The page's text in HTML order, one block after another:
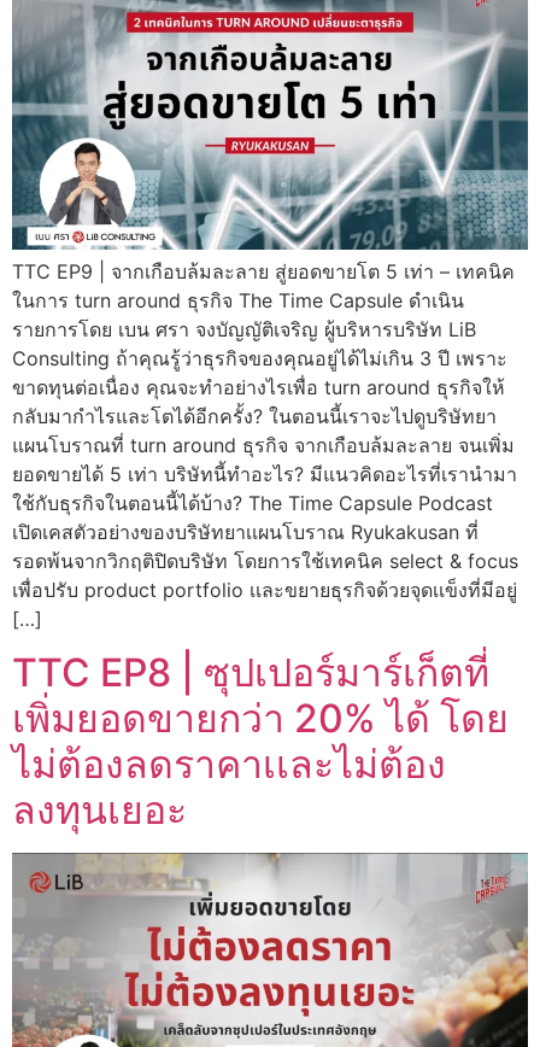
TTC EP9 | จากเกือบล้มละลาย สู่ยอดขายโต 5 เท่า – เทคนิค
ในการ turn around ธุรกิจ The Time Capsule ดำเนิน
รายการโดย เบน ศรา จงบัญญัติเจริญ ผู้บริหารบริษัท LiB
Consulting ถ้าคุณรู้ว่าธุรกิจของคุณอยู่ได้ไม่เกิน 3 ปี เพราะ
ขาดทุนต่อเนื่อง คุณจะทำอย่างไรเพื่อ turn around ธุรกิจให้
กลับมากำไรและโตได้อีกครั้ง? ในตอนนี้เราจะไปดูบริษัทยา
แผนโบราณที่ turn around ธุรกิจ จากเกือบล้มละลาย จนเพิ่ม
ยอดขายได้ 5 เท่า บริษัทนี้ทำอะไร? มีแนวคิดอะไรที่เรานำมา
ใช้กับธุรกิจในตอนนี้ได้บ้าง? The Time Capsule Podcast
เปิดเคสตัวอย่างของบริษัทยาเเผนโบราณ Ryukakusan ที่
รอดพ้นจากวิกฤติปิดบริษัท โดยการใช้เทคนิค select & focus
เพื่อปรับ product portfolio เเละขยายธุรกิจด้วยจุดเเข็งที่มีอยู่
[…]
TTC EP8 | ซุปเปอร์มาร์เก็ตที่
เพิ่มยอดขายกว่า 20% ได้ โดย
ไม่ต้องลดราคาเเละไม่ต้อง
ลงทุนเยอะ